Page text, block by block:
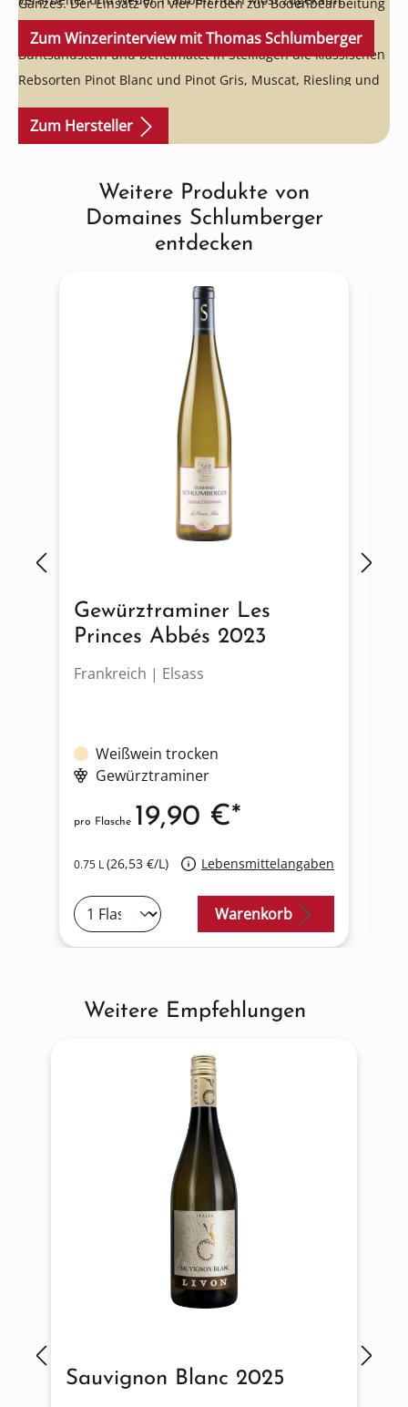
gehört zum Alltag. Der karge Boden ist aus typischem
Buntsandstein und beheimatet in Steillagen die klassischen
Rebsorten Pinot Blanc und Pinot Gris, Muscat, Riesling und
Gewürztraminer.
Zum Winzerinterview mit Thomas Schlumberger
Zum Hersteller
Produktgalerie überspringen
Weitere Produkte von
Domaines Schlumberger
entdecken
Gewürztraminer Les
Princes Abbés 2023
Frankreich | Elsass
Weißwein trocken
Gewürztraminer
0.75 L(26,53 €/L) Lebensmittelangaben
pro Flasche 19,90 €*
Warenkorb
Produktgalerie überspringen
Weitere Empfehlungen
Sauvignon Blanc 2025